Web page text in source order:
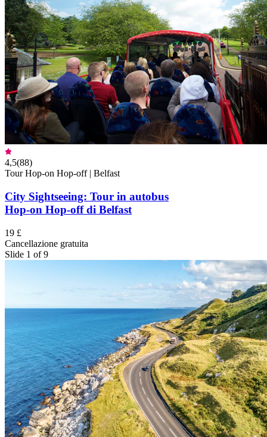
4,5(88)
Tour Hop-on Hop-off | Belfast
City Sightseeing: Tour in autobus
Hop-on Hop-off di Belfast
19 £
Cancellazione gratuita
Slide 1 of 9